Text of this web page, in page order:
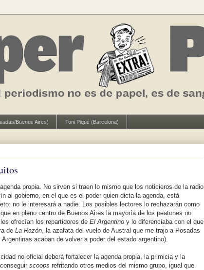
Buenos Aires) Toni Piqué (Barcelona)
propia. No sirven si traen lo mismo que los noticieros de la radio
al gobierno, en el que es el poder quien dicta la agenda, está
no le interesará a nadie. Los posibles lectores lo rechazarán como
en pleno centro de Buenos Aires la mayoría de los peatones no
ofrecían los repartidores de El Argentino y lo diferenciaba con el que
de La Razón, la azafata del vuelo de Austral que me trajo a Posadas
acaban de volver a poder del estado argentino).
no oficial deberá fortalecer la agenda propia, la primicia y la
scoops refritando otros medios del mismo grupo, igual que